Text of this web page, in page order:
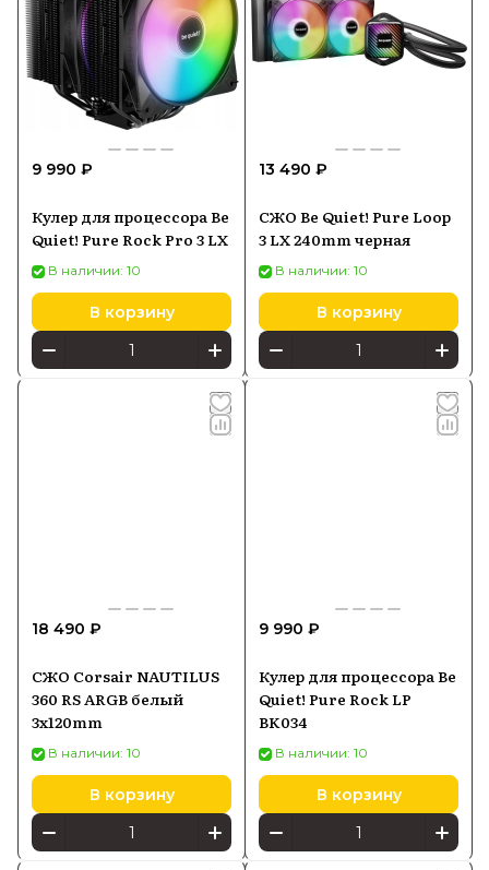
9 990 ₽
Кулер для процессора Be
Quiet! Pure Rock Pro 3 LX
В наличии: 10
В корзину
13 490 ₽
СЖО Be Quiet! Pure Loop
3 LX 240mm черная
В наличии: 10
В корзину
18 490 ₽
СЖО Corsair NAUTILUS
360 RS ARGB белый
3x120mm
В наличии: 10
В корзину
9 990 ₽
Кулер для процессора Be
Quiet! Pure Rock LP
BK034
В наличии: 10
В корзину